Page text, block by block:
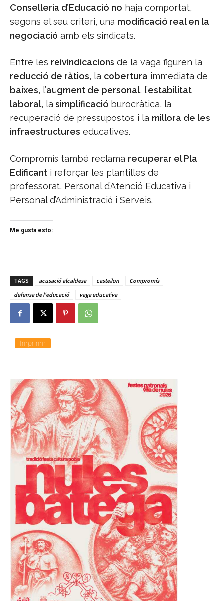
Conselleria d’Educació no haja comportat,
segons el seu criteri, una modificació real en la
negociació amb els sindicats.
Entre les reivindicacions de la vaga figuren la
reducció de ràtios, la cobertura immediata de
baixes, l’augment de personal, l’estabilitat
laboral, la simplificació burocràtica, la
recuperació de pressupostos i la millora de les
infraestructures educatives.
Compromís també reclama recuperar el Pla
Edificant i reforçar les plantilles de
professorat, Personal d’Atenció Educativa i
Personal d’Administració i Serveis.
Me gusta esto:
TAGS acusació alcaldesa castellon
Compromís
defensa de l'educació
vaga educativa
Imprimir